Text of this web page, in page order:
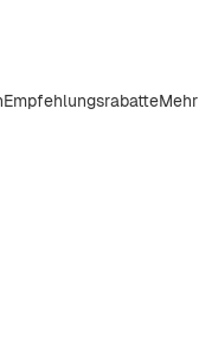
EmpfehlungsrabatteMehr